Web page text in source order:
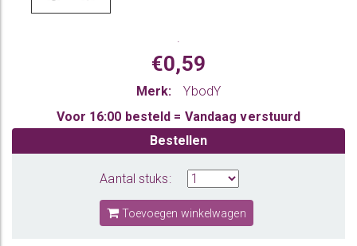
.
€0,59
Merk:
YbodY
Voor 16:00 besteld = Vandaag verstuurd
Bestellen
Aantal stuks:
Toevoegen winkelwagen